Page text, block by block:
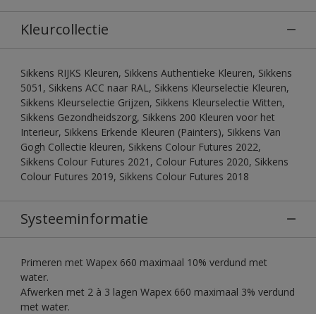
Kleurcollectie
Sikkens RIJKS Kleuren, Sikkens Authentieke Kleuren, Sikkens
5051, Sikkens ACC naar RAL, Sikkens Kleurselectie Kleuren,
Sikkens Kleurselectie Grijzen, Sikkens Kleurselectie Witten,
Sikkens Gezondheidszorg, Sikkens 200 Kleuren voor het
Interieur, Sikkens Erkende Kleuren (Painters), Sikkens Van
Gogh Collectie kleuren, Sikkens Colour Futures 2022,
Sikkens Colour Futures 2021, Colour Futures 2020, Sikkens
Colour Futures 2019, Sikkens Colour Futures 2018
Systeeminformatie
Primeren met Wapex 660 maximaal 10% verdund met
water.
Afwerken met 2 à 3 lagen Wapex 660 maximaal 3% verdund
met water.